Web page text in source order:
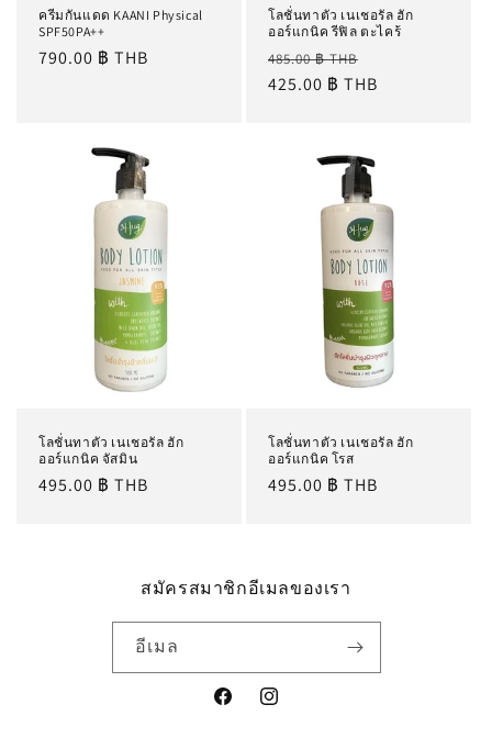
ครีมกันแดด KAANI Physical
SPF50PA++
ราคา
790.00 ฿ THB
โลชั่นทาตัว เนเชอรัล ฮัก
ออร์แกนิค รีฟิล ตะไคร้
ราคา
ปกติ
485.00 ฿ THB
โปรโมชัน
425.00 ฿ THB
โลชั่นทาตัว เนเชอรัล ฮัก
ออร์แกนิค จัสมิน
ราคา
495.00 ฿ THB
โลชั่นทาตัว เนเชอรัล ฮัก
ออร์แกนิค โรส
ราคา
495.00 ฿ THB
สมัครสมาชิกอีเมลของเรา
อีเมล
FacebookInstagram